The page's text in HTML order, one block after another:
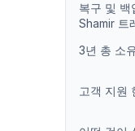
복구 및 백
Shamir 트
3년 총 소
고객 지원